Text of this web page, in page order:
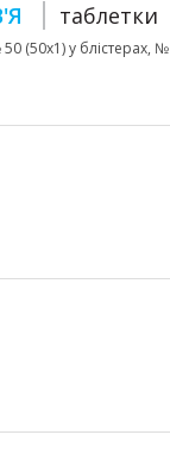
таблетки
(50х1) у блістерах,